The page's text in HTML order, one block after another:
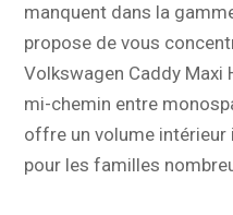
manquent dans la
propose de vous
Volkswagen Caddy Maxi
mi-chemin entre
offre un volume
pour les familles